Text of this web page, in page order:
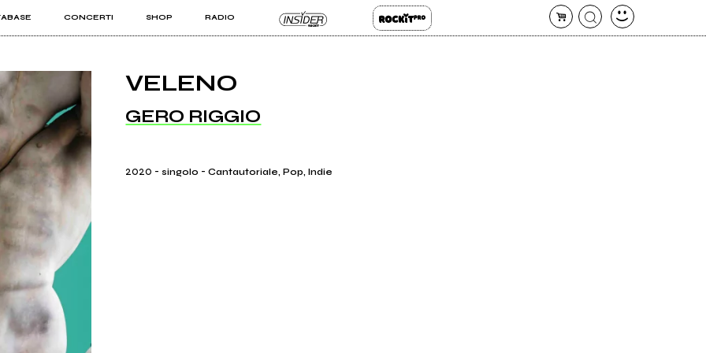
CONCERTI SHOP RADIO
PRO
VELENO
GERO RIGGIO
2020 -singolo -Cantautoriale, Pop, Indie